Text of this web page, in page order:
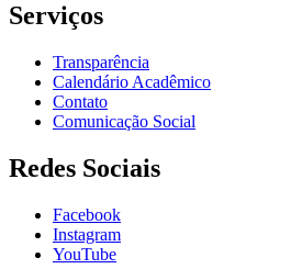
Serviços
Transparência
Calendário Acadêmico
Contato
Comunicação Social
Redes Sociais
Facebook
Instagram
YouTube